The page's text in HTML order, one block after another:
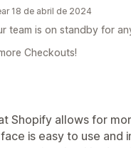
18 de abril de 2024
team is on standby for
Checkouts!
Shopify allows for
is easy to use and